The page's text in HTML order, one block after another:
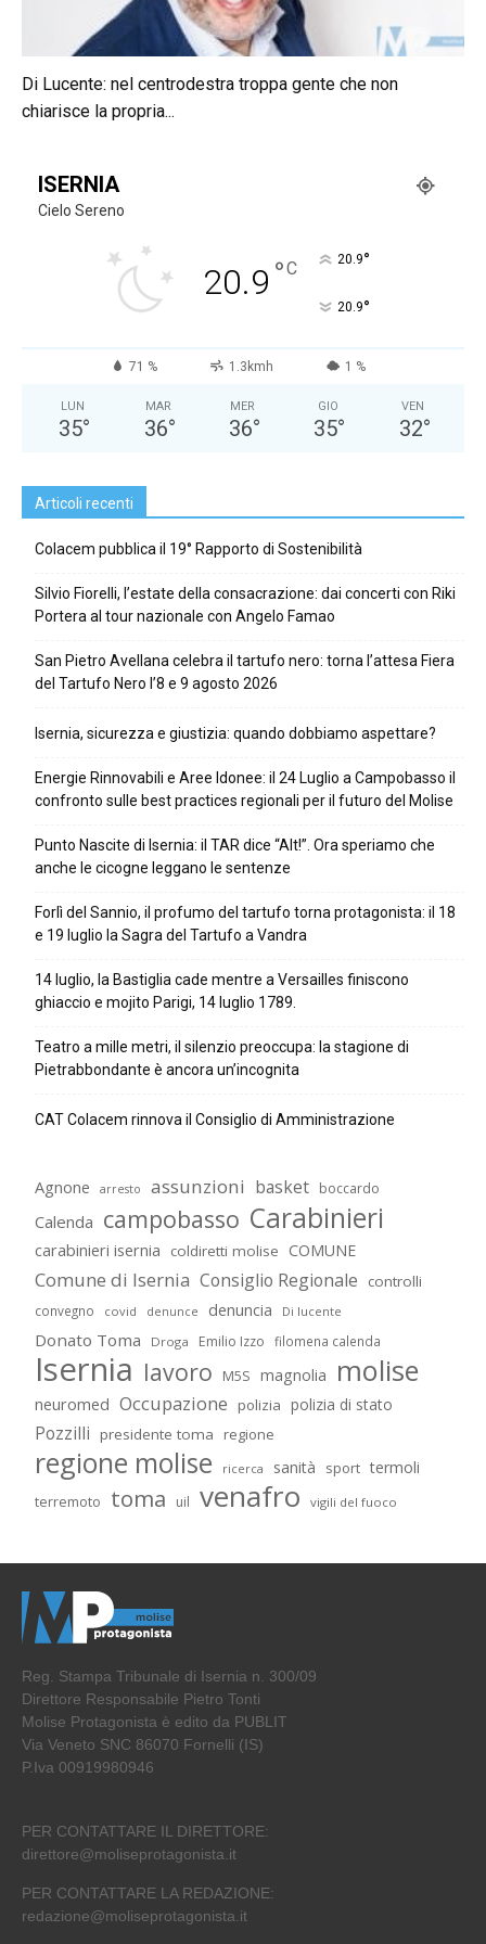
Di Lucente: nel centrodestra troppa gente che non
chiarisce la propria...
ISERNIA
Cielo Sereno
20.9 °C 20.9°
20.9°
71 % 1.3kmh 1 %
LUN
35°
MAR
36°
MER
36°
GIO
35°
VEN
32°
Articoli recenti
Colacem pubblica il 19° Rapporto di Sostenibilità
Silvio Fiorelli, l’estate della consacrazione: dai concerti con Riki
Portera al tour nazionale con Angelo Famao
San Pietro Avellana celebra il tartufo nero: torna l’attesa Fiera
del Tartufo Nero l’8 e 9 agosto 2026
Isernia, sicurezza e giustizia: quando dobbiamo aspettare?
Energie Rinnovabili e Aree Idonee: il 24 Luglio a Campobasso il
confronto sulle best practices regionali per il futuro del Molise
Punto Nascite di Isernia: il TAR dice “Alt!”. Ora speriamo che
anche le cicogne leggano le sentenze
Forlì del Sannio, il profumo del tartufo torna protagonista: il 18
e 19 luglio la Sagra del Tartufo a Vandra
14 luglio, la Bastiglia cade mentre a Versailles finiscono
ghiaccio e mojito Parigi, 14 luglio 1789.
Teatro a mille metri, il silenzio preoccupa: la stagione di
Pietrabbondante è ancora un’incognita
CAT Colacem rinnova il Consiglio di Amministrazione
Agnone arresto assunzioni basket boccardo
Calenda campobasso Carabinieri
carabinieri isernia coldiretti molise COMUNE
Comune di Isernia Consiglio Regionale controlli
convegno covid denunce denuncia Di lucente
Donato Toma Droga Emilio Izzo filomena calenda
Isernia lavoro M5S magnolia molise
neuromed Occupazione polizia polizia di stato
Pozzilli presidente toma regione
regione molise ricerca sanità sport termoli
terremoto toma uil venafro vigili del fuoco
Reg. Stampa Tribunale di Isernia n. 300/09
Direttore Responsabile Pietro Tonti
Molise Protagonista è edito da PUBLIT
Via Veneto SNC 86070 Fornelli (IS)
P.Iva 00919980946
PER CONTATTARE IL DIRETTORE:
direttore@moliseprotagonista.it
PER CONTATTARE LA REDAZIONE:
redazione@moliseprotagonista.it